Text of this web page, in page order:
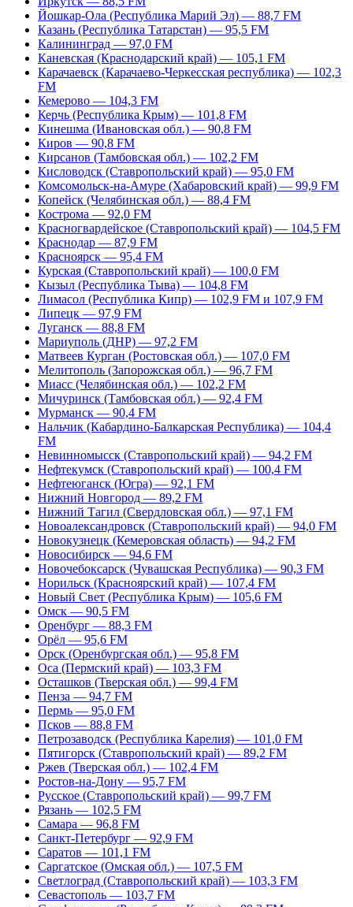
Йошкар-Ола (Республика Марий Эл) — 88,7 FM
Казань (Республика Татарстан) — 95,5 FM
Калининград — 97,0 FM
Каневская (Краснодарский край) — 105,1 FM
Карачаевск (Карачаево-Черкесская республика) — 102,3
FM
Кемерово — 104,3 FM
Керчь (Республика Крым) — 101,8 FM
Кинешма (Ивановская обл.) — 90,8 FM
Киров — 90,8 FM
Кирсанов (Тамбовская обл.) — 102,2 FM
Кисловодск (Ставропольский край) — 95,0 FM
Комсомольск-на-Амуре (Хабаровский край) — 99,9 FM
Копейск (Челябинская обл.) — 88,4 FM
Кострома — 92,0 FM
Красногвардейское (Ставропольский край) — 104,5 FM
Краснодар — 87,9 FM
Красноярск — 95,4 FM
Курская (Ставропольский край) — 100,0 FM
Кызыл (Республика Тыва) — 104,8 FM
Лимасол (Республика Кипр) — 102,9 FM и 107,9 FM
Липецк — 97,9 FM
Луганск — 88,8 FM
Мариуполь (ДНР) — 97,2 FM
Матвеев Курган (Ростовская обл.) — 107,0 FM
Мелитополь (Запорожская обл.) — 96,7 FM
Миасс (Челябинская обл.) — 102,2 FM
Мичуринск (Тамбовская обл.) — 92,4 FM
Мурманск — 90,4 FM
Нальчик (Кабардино-Балкарская Республика) — 104,4
FM
Невинномысск (Ставропольский край) — 94,2 FM
Нефтекумск (Ставропольский край) — 100,4 FM
Нефтеюганск (Югра) — 92,1 FM
Нижний Новгород — 89,2 FM
Нижний Тагил (Свердловская обл.) — 97,1 FM
Новоалександровск (Ставропольский край) — 94,0 FM
Новокузнецк (Кемеровская область) — 94,2 FM
Новосибирск — 94,6 FM
Новочебоксарск (Чувашская Республика) — 90,3 FM
Норильск (Красноярский край) — 107,4 FM
Новый Свет (Республика Крым) — 105,6 FM
Омск — 90,5 FM
Оренбург — 88,3 FM
Орёл — 95,6 FM
Орск (Оренбургская обл.) — 95,8 FM
Оса (Пермский край) — 103,3 FM
Осташков (Тверская обл.) — 99,4 FM
Пенза — 94,7 FM
Пермь — 95,0 FM
Псков — 88,8 FM
Петрозаводск (Республика Карелия) — 101,0 FM
Пятигорск (Ставропольский край) — 89,2 FM
Ржев (Тверская обл.) — 102,4 FM
Ростов-на-Дону — 95,7 FM
Русское (Ставропольский край) — 99,7 FM
Рязань — 102,5 FM
Самара — 96,8 FM
Санкт-Петербург — 92,9 FM
Саратов — 101,1 FM
Саргатское (Омская обл.) — 107,5 FM
Светлоград (Ставропольский край) — 103,3 FM
Севастополь — 103,7 FM